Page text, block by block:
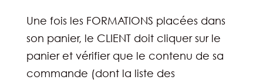
Une fois les FORMATIONS placées dans
son panier, le CLIENT doit cliquer sur le
panier et vérifier que le contenu de sa
commande (dont la liste des